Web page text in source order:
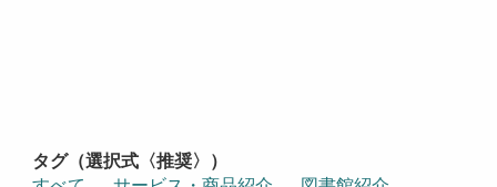
タグ（選択式〈推奨〉）